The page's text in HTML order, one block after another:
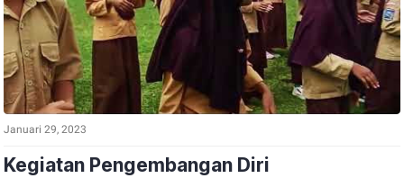
Januari 29, 2023
Kegiatan Pengembangan Diri